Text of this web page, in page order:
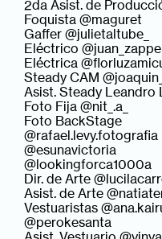
2da Asist. de
Foquista @maguret
Gaffer @julietaltube_
Eléctrico @juan_zappe
Eléctrica
Steady CAM
Asist. Steady Leandro
Foto Fija @nit_.a_
Foto BackStage
@rafael.levy.fotografia
@esunavictoria
@lookingforca1000a
Dir. de Arte
Asist. de Arte
Vestuaristas
@perokesanta